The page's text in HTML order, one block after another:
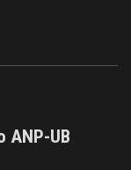
ANP-UB